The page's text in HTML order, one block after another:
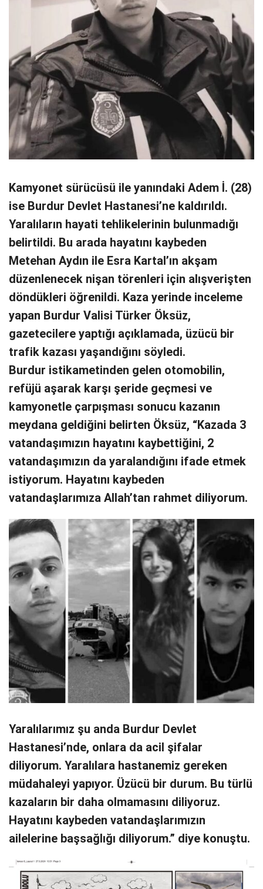
Kamyonet sürücüsü ile yanındaki Adem İ. (28)
ise Burdur Devlet Hastanesi’ne kaldırıldı.
Yaralıların hayati tehlikelerinin bulunmadığı
belirtildi. Bu arada hayatını kaybeden
Metehan Aydın ile Esra Kartal’ın akşam
düzenlenecek nişan törenleri için alışverişten
döndükleri öğrenildi. Kaza yerinde inceleme
yapan Burdur Valisi Türker Öksüz,
gazetecilere yaptığı açıklamada, üzücü bir
trafik kazası yaşandığını söyledi.
Burdur istikametinden gelen otomobilin,
refüjü aşarak karşı şeride geçmesi ve
kamyonetle çarpışması sonucu kazanın
meydana geldiğini belirten Öksüz, “Kazada 3
vatandaşımızın hayatını kaybettiğini, 2
vatandaşımızın da yaralandığını ifade etmek
istiyorum. Hayatını kaybeden
vatandaşlarımıza Allah’tan rahmet diliyorum.
Yaralılarımız şu anda Burdur Devlet
Hastanesi’nde, onlara da acil şifalar
diliyorum. Yaralılara hastanemiz gereken
müdahaleyi yapıyor. Üzücü bir durum. Bu türlü
kazaların bir daha olmamasını diliyoruz.
Hayatını kaybeden vatandaşlarımızın
ailelerine başsağlığı diliyorum.” diye konuştu.